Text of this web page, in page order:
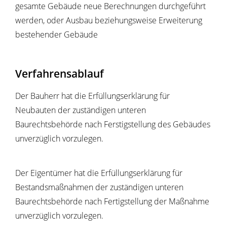
gesamte Gebäude neue Berechnungen durchgeführt
werden, oder Ausbau beziehungsweise Erweiterung
bestehender Gebäude
Verfahrensablauf
Der Bauherr hat die Erfüllungserklärung für
Neubauten der zuständigen unteren
Baurechtsbehörde nach Ferstigstellung des Gebäudes
unverzüglich vorzulegen.
Der Eigentümer hat die Erfüllungserklärung für
Bestandsmaßnahmen der zuständigen unteren
Baurechtsbehörde nach Fertigstellung der Maßnahme
unverzüglich vorzulegen.